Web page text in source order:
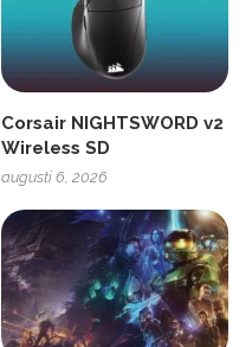
Corsair NIGHTSWORD v2
Wireless SD
augusti 6, 2026